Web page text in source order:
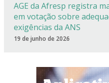
AGE da Afresp registra
em votação sobre
exigências da ANS
19 de junho de 2026